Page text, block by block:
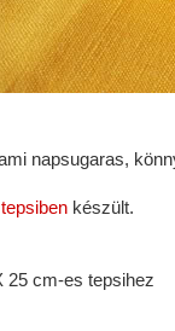
napsugaras,
készült.
25 cm-es tepsihez